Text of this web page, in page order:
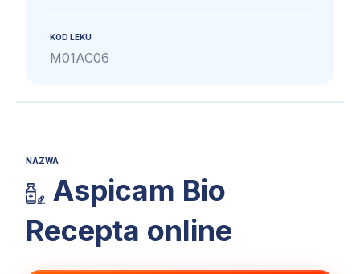
KOD LEKU
M01AC06
NAZWA
Aspicam Bio
Recepta online